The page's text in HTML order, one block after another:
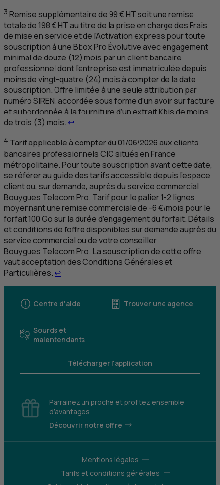
3 Remise supplémentaire de 99 €HTsoit une remise
totale de 198 €HTau titre de la prise en charge des Frais
de mise en service et de l'Activation express pour toute
souscription à une Bbox Pro Évolutive avec engagement
minimal de douze (12) mois par un client bancaire
professionnel dont l’entreprise est immatriculée depuis
moins de vingt-quatre (24) mois à compter de la date
souscription. Offre limitée à une seule attribution par
numéro SIREN, accordée sous forme d’un avoir sur facture
et subordonnée à la fourniture d’un extrait Kbis de moins
de trois (3) mois. ↩Retour au renvoi 3
4 Tarif applicable à compter du 01/06/2026 aux clients
bancaires professionnelsCICsitués en France
métropolitaine. Pour toute souscription avant cette date,
se référer au guide des tarifs accessible depuis l’espace
client ou, sur demande, auprès du service commercial
Bouygues Telecom Pro. Tarif pour le palier 1-2 lignes
moyennant une remise commerciale de -6 €/mois pour le
forfait 100 Go sur la durée d’engagement du forfait. Détails
et conditions de l'offre disponibles sur demande auprès du
service commercial ou de votre conseiller
Bouygues Telecom Pro. La souscription de cette offre
vaut acceptation des Conditions Générales et
Particulières. ↩Retour au renvoi 4
Centre d'aide Trouver une agence
Sourds et
malentendants
Télécharger l'application
Parrainez un proche et profitez ensemble
d’avantages
Découvrir notre offre
Mentions légales
Tarifs et conditions générales